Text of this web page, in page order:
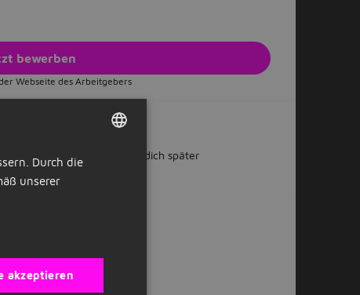
bewerben
Webseite des Arbeitgebers
teilen Oder bewirb dich später
DUTCH
Durch die
unserer
akzeptieren